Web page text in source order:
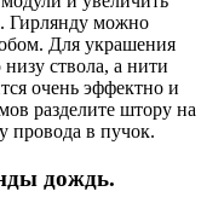
Гирлянду можно
Для украшения
ствола, а нити
очень эффектно и
разделите штору на
провода в пучок.
дождь.